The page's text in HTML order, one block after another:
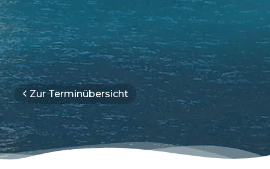
Zur Terminübersicht